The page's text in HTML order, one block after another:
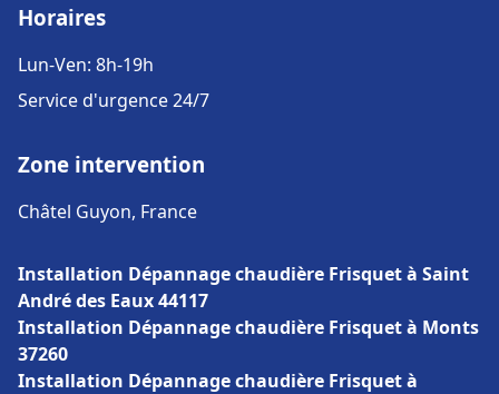
Horaires
Lun-Ven: 8h-19h
Service d'urgence 24/7
Zone intervention
Châtel Guyon, France
Installation Dépannage chaudière Frisquet à Saint
André des Eaux 44117
Installation Dépannage chaudière Frisquet à Monts
37260
Installation Dépannage chaudière Frisquet à